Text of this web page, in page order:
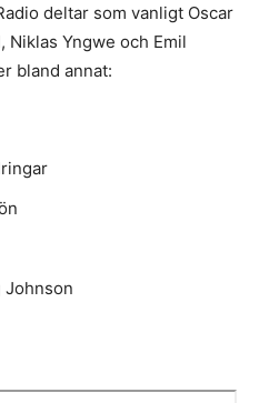
deltar som vanligt Oscar
Niklas Yngwe och Emil
bland annat:
Johnson